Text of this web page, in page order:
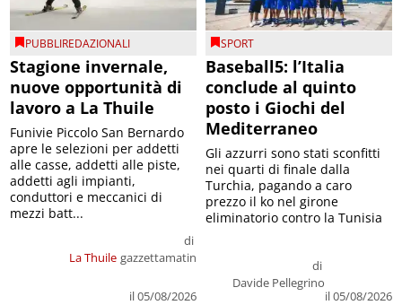
PUBBLIREDAZIONALI
Stagione invernale,
nuove opportunità di
lavoro a La Thuile
La Thuile
di
gazzettamatin
il 05/08/2026
Funivie Piccolo San Bernardo
apre le selezioni per addetti
alle casse, addetti alle piste,
addetti agli impianti,
conduttori e meccanici di
mezzi batt...
SPORT
Baseball5: l’Italia
conclude al quinto
posto i Giochi del
Mediterraneo
di
Davide Pellegrino
il 05/08/2026
Gli azzurri sono stati sconfitti
nei quarti di finale dalla
Turchia, pagando a caro
prezzo il ko nel girone
eliminatorio contro la Tunisia